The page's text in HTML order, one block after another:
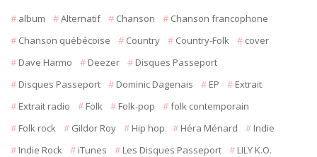
album Alternatif Chanson
Chanson francophone
Chanson québécoise
Country Country-Folk
cover
Dave Harmo
Deezer
Disques Passeport
Disques Passeport
Dominic Dagenais EP
Extrait
Extrait radio
Folk Folk-pop
folk contemporain
Folk rock
Gildor Roy Hip hop Héra Ménard
Indie
Indie Rock
iTunes Les Disques Passeport
LILY K.O.